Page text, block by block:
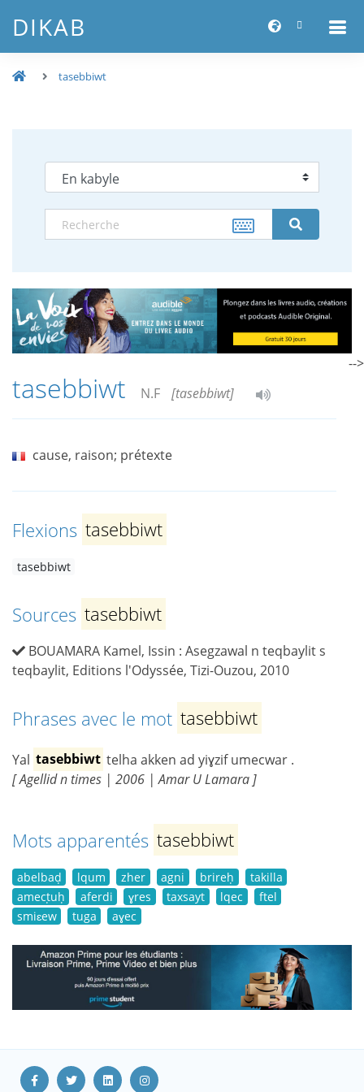
DIKAB
tasebbiwt
tasebbiwt N.F [tasebbiwt]
cause, raison; prétexte
Flexions tasebbiwt
tasebbiwt
Sources tasebbiwt
BOUAMARA Kamel, Issin : Asegzawal n teqbaylit s
teqbaylit, Editions l'Odyssée, Tizi-Ouzou, 2010
Phrases avec le mot tasebbiwt
Yal tasebbiwt telha akken ad yiɣzif umecwar .
[ Agellid n times | 2006 | Amar U Lamara ]
Mots apparentés tasebbiwt
abelbaḍ lqum zher agni brireḥ
takilla
amecṭuḥ
aferdi ɣres taxsayt lqec
ftel
smiɛew
tuga aɣec
-->